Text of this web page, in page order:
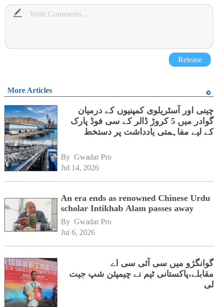
Release
More Articles
چینی اور آسٹریلوی کمپنیوں کے درمیان
گوادر میں 5 کروڑ ڈالر کے سی فوڈ پارک
کے لیے مفاہمتی یادداشت پر دستخط
By Gwadar Pro
Jul 14, 2026
An era ends as renowned Chinese Urdu
scholar Intikhab Alam passes away
By Gwadar Pro
Jul 6, 2026
گوانگژو میں سی آئی سی اے
مقابلے،پاکستانی ٹیم نے چیمپئن شپ جیت
لی